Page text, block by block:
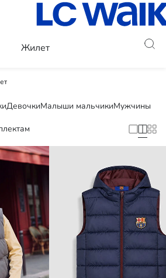
Жилет
ДевочкиМалыши мальчикиМужчины